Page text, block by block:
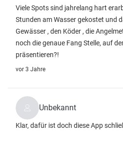
Viele Spots sind jahrelang hart
Stunden am Wasser gekostet und
Gewässer , den Köder , die
noch die genaue Fang Stelle, auf
präsentieren?!
vor 3 Jahre
Unbekannt
Klar, dafür ist doch diese App